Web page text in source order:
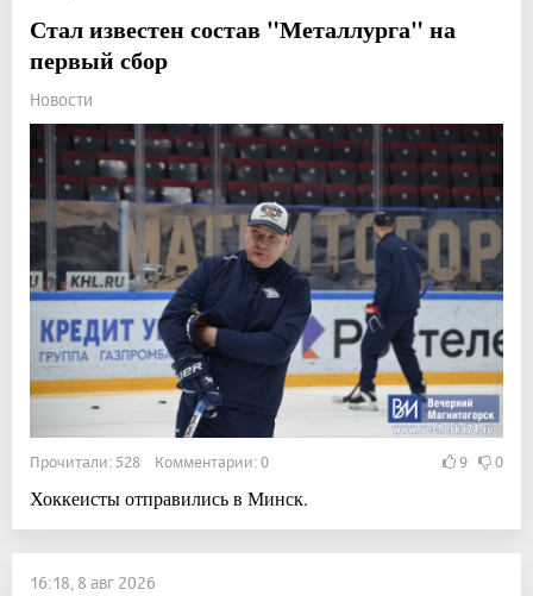
Стал известен состав "Металлурга" на
первый сбор
Новости
Прочитали: 528 Комментарии: 0 9 0
Хоккеисты отправились в Минск.
16:18, 8 авг 2026